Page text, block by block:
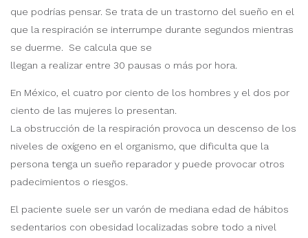
que podrías pensar. Se trata de un trastorno del sueño en el
que la respiración se interrumpe durante segundos mientras
se duerme. Se calcula que se
llegan a realizar entre 30 pausas o más por hora.
En México, el cuatro por ciento de los hombres y el dos por
ciento de las mujeres lo presentan.
La obstrucción de la respiración provoca un descenso de los
niveles de oxígeno en el organismo, que dificulta que la
persona tenga un sueño reparador y puede provocar otros
padecimientos o riesgos.
El paciente suele ser un varón de mediana edad de hábitos
sedentarios con obesidad localizadas sobre todo a nivel